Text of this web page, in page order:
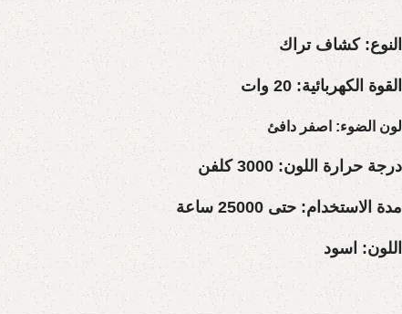
النوع: كشاف تراك
القوة الكهربائية:
لون الضوء: اصفر دافئ
درجة حرارة اللون: 3000 كلفن
مدة الاستخدام: حتى 25000 ساعة
اللون: اسود